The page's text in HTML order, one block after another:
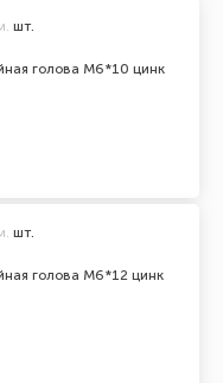
голова М6*10 цинк
шт.
голова М6*12 цинк
шт.